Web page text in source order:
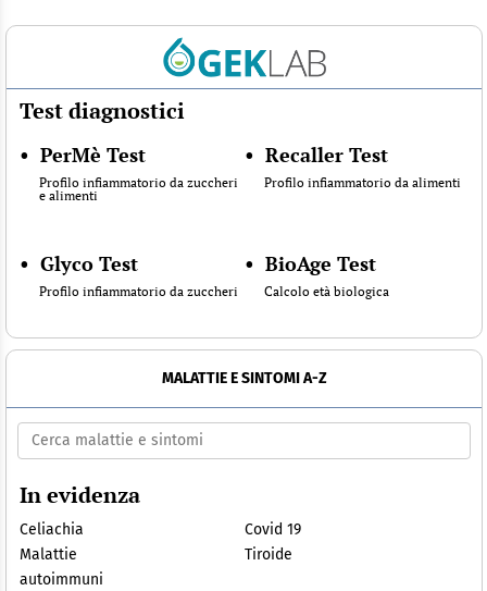
Test diagnostici
• PerMè Test
Profilo infiammatorio da zuccheri
e alimenti
• Recaller Test
Profilo infiammatorio da alimenti
• Glyco Test
Profilo infiammatorio da zuccheri
• BioAge Test
Calcolo età biologica
MALATTIE E SINTOMI A-Z
In evidenza
Celiachia
Covid 19
Malattie
autoimmuni
Tiroide